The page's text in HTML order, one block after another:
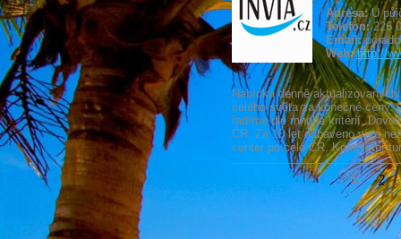
Adresa:U
Telefon:226
Email:
Web: http://
Nabídka denně
celého světa za konečné ceny.
řadíme dle mnoha kritérií.
ČR. Za 10 let odbaveno více
center po celé ČR. Kompletní
1 2